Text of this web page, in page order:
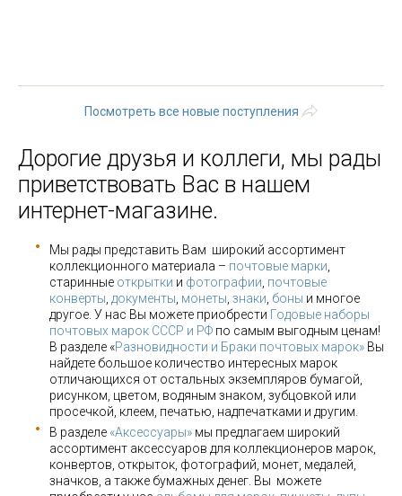
Посмотреть все новые поступления
Дорогие друзья и коллеги, мы рады
приветствовать Вас в нашем
интернет-магазине.
Мы рады представить Вам широкий ассортимент
коллекционного материала – почтовые марки
старинные открытки и фотографии почтовые
конверты документы монеты знаки боны и многое
другое. У нас Вы можете приобрести Годовые наборы
почтовых марок СССР и РФ по самым выгодным ценам!
В разделе «Разновидности и Браки почтовых марок» Вы
найдете большое количество интересных марок
отличающихся от остальных экземпляров бумагой,
рисунком, цветом, водяным знаком, зубцовкой или
просечкой, клеем, печатью, надпечатками и другим.
В разделе «Аксессуары» мы предлагаем широкий
ассортимент аксессуаров для коллекционеров марок,
конвертов, открыток, фотографий, монет, медалей,
значков, а также бумажных денег. Вы можете